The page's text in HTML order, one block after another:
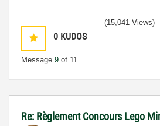
0 KUDOS
Message 9 of 11
(15,041 Views)
Re: Règlement Concours Lego